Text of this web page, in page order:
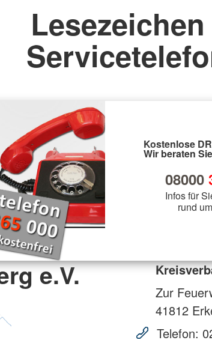
Lesezeichen
Kostenlose
Wir beraten
08000
Infos für
rund
e.V.
Zur
41812
Telefon: